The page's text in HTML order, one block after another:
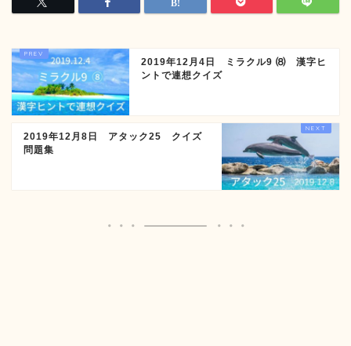
2019年12月4日 ミラクル9 ⑻ 漢字ヒ
ントで連想クイズ
2019年12月8日 アタック25 クイズ
問題集